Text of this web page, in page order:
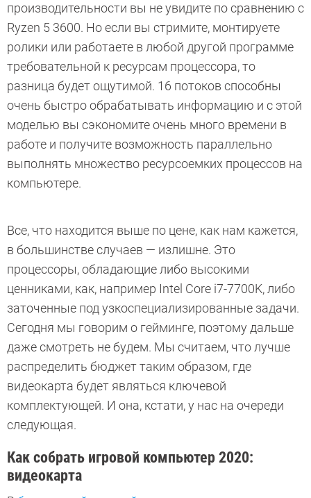
производительности вы не увидите по сравнению с
Ryzen 5 3600. Но если вы стримите, монтируете
ролики или работаете в любой другой программе
требовательной к ресурсам процессора, то
разница будет ощутимой. 16 потоков способны
очень быстро обрабатывать информацию и с этой
моделью вы сэкономите очень много времени в
работе и получите возможность параллельно
выполнять множество ресурсоемких процессов на
компьютере.
Все, что находится выше по цене, как нам кажется,
в большинстве случаев — излишне. Это
процессоры, обладающие либо высокими
ценниками, как, например Intel Core i7-7700K, либо
заточенные под узкоспециализированные задачи.
Сегодня мы говорим о гейминге, поэтому дальше
даже смотреть не будем. Мы считаем, что лучше
распределить бюджет таким образом, где
видеокарта будет являться ключевой
комплектующей. И она, кстати, у нас на очереди
следующая.
Как собрать игровой компьютер 2020:
видеокарта